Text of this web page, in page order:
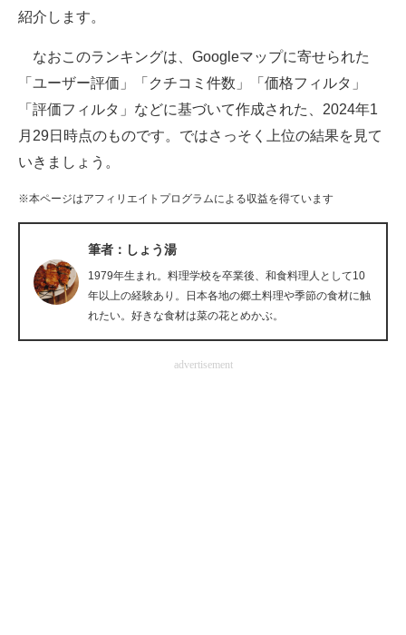
好きが集まる 比べて選べる
ビジネスと働き方のヒント
企業ITのトレンドを詳説
ITエンジニア向け専門サイト
企業向けIT製品の総合サイト
製造業のIT導入・活用を支援
紹介します。
なおこのランキングは、Googleマップに寄せられた
「ユーザー評価」「クチコミ件数」「価格フィルタ」
「評価フィルタ」などに基づいて作成された、2024年1
月29日時点のものです。ではさっそく上位の結果を見て
いきましょう。
※本ページはアフィリエイトプログラムによる収益を得ています
筆者：しょう湯
1979年生まれ。料理学校を卒業後、和食料理人として10
年以上の経験あり。日本各地の郷土料理や季節の食材に触
れたい。好きな食材は菜の花とめかぶ。
advertisement